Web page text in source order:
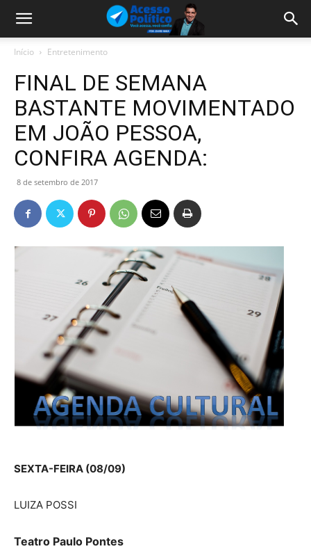
Início Entretenimento
FINAL DE SEMANA
BASTANTE MOVIMENTADO
EM JOÃO PESSOA,
CONFIRA AGENDA:
8 de setembro de 2017
SEXTA-FEIRA (08/09)
LUIZA POSSI
Teatro Paulo Pontes